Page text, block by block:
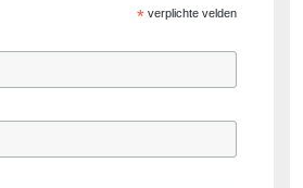
*verplichte velden